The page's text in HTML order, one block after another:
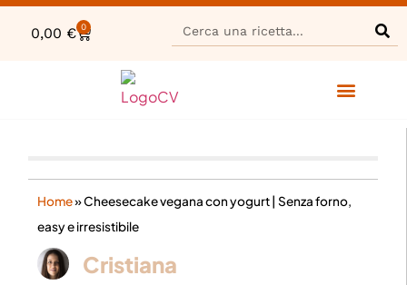
0,00 € 0
Home»Cheesecake vegana con yogurt | Senza forno,
easy e irresistibile
Cristiana